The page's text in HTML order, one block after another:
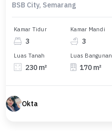
BSB City, Semarang
Kamar Tidur
3
Kamar Mandi
3
Luas Tanah
230 m²
Luas Bangunan
170 m²
Okta